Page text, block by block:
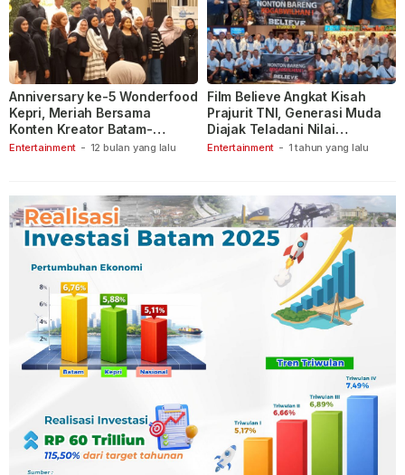
Entertainment - 12 bulan yang lalu
Anniversary ke-5 Wonderfood
Kepri, Meriah Bersama
Konten Kreator Batam-
Tanjungpinang
Entertainment - 1 tahun yang lalu
Film Believe Angkat Kisah
Prajurit TNI, Generasi Muda
Diajak Teladani Nilai
Keberanian